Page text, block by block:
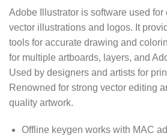
Adobe Illustrator is software used
vector illustrations and logos. It
tools for accurate drawing and
for multiple artboards, layers, and
Used by designers and artists for
Renowned for strong vector editing
quality artwork.
Offline keygen works with MAC